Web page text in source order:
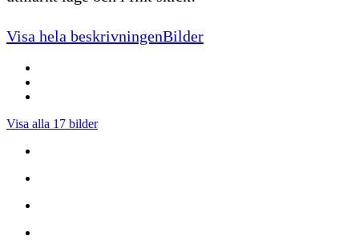
Visa hela beskrivningenBilder
Visa alla 17 bilder